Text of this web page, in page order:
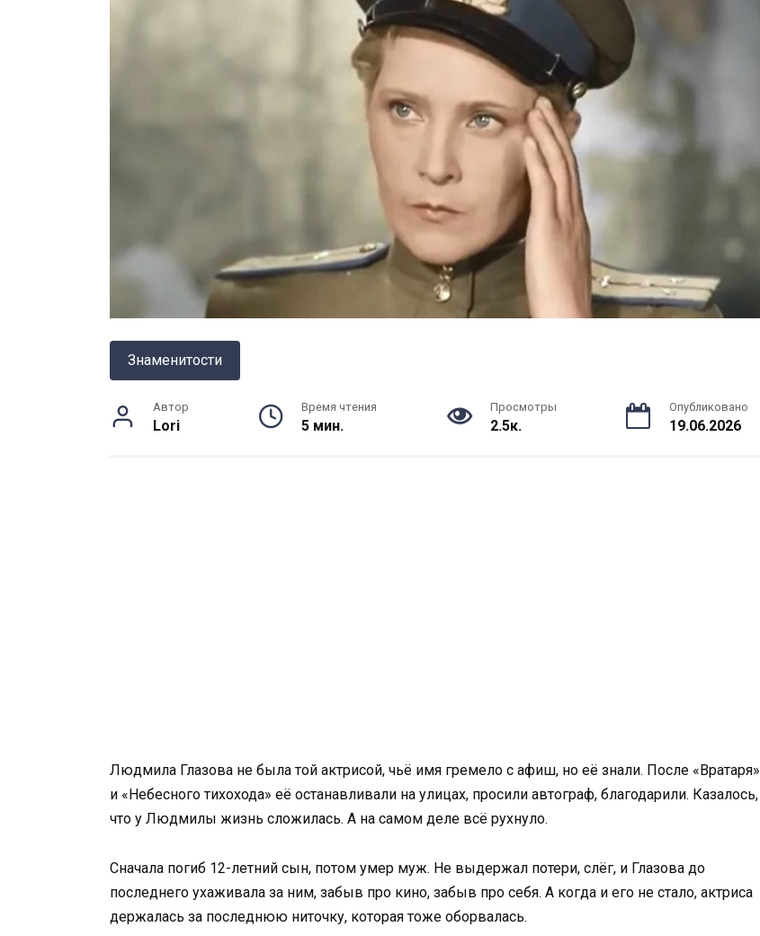
Знаменитости
Автор
Lori
Время чтения
5 мин.
Просмотры
2.5к.
Опубликовано
19.06.2026
Людмила Глазова не была той актрисой, чьё имя гремело с афиш, но её знали. После «Вратаря»
и «Небесного тихохода» её останавливали на улицах, просили автограф, благодарили. Казалось,
что у Людмилы жизнь сложилась. А на самом деле всё рухнуло.
Сначала погиб 12-летний сын, потом умер муж. Не выдержал потери, слёг, и Глазова до
последнего ухаживала за ним, забыв про кино, забыв про себя. А когда и его не стало, актриса
держалась за последнюю ниточку, которая тоже оборвалась.